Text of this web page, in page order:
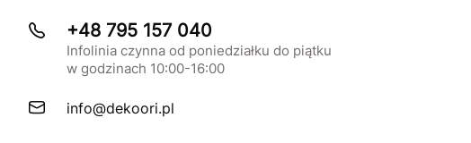
+48 795 157 040
Infolinia czynna od poniedziałku do piątku
w godzinach 10:00-16:00
info@dekoori.pl